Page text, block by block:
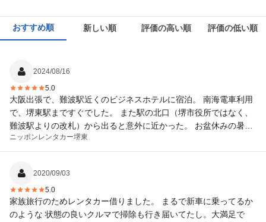
おすすめ順 新しい順 評価の高い順 評価の低い順
2024/08/16
5.0
大阪出張で、難波駅近くのビジネスホテルに宿泊。 南海電車利用
で、堺東駅まですぐでした。 また駅の北口（堺市役所ではなく、
難波駅よりの改札）から出ると意外に近かった。 お盆休みの暑い
さ中でしたが、スタッフの対応も爽やかで気持ち良かった。 ま
た、利用っせてもらいます。
ニッポンレンタカー堺東
2020/09/03
5.0
家族旅行のためレンタカー借りました。 まるで新車に乗ってるか
のような 状態の良いクルマで掃除も行き届いてたし。大満足で